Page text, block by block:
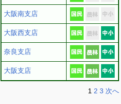
大阪南支店
大阪西支店
奈良支店
大阪支店
1 2 3 次へ